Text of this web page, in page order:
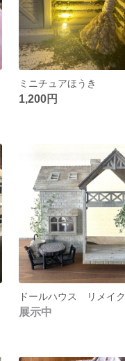
ミニチュアほうき
1,200円
ドールハウス リメイク
展示中